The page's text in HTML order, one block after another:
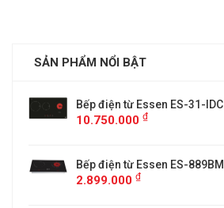
SẢN PHẨM NỔI BẬT
Bếp điện từ Essen ES-31-IDC
10.750.000 ₫
Bếp điện từ Essen ES-889BM
2.899.000 ₫